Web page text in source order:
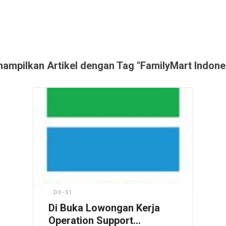
Artikel dengan Tag "FamilyMart
D3 - S1
Di Buka Lowongan Kerja
Operation Support